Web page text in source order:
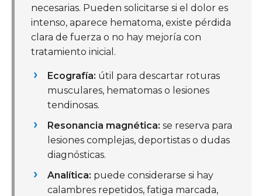
necesarias. Pueden solicitarse si el dolor es
intenso, aparece hematoma, existe pérdida
clara de fuerza o no hay mejoría con
tratamiento inicial.
Ecografía: útil para descartar roturas
musculares, hematomas o lesiones
tendinosas.
Resonancia magnética: se reserva para
lesiones complejas, deportistas o dudas
diagnósticas.
Analítica: puede considerarse si hay
calambres repetidos, fatiga marcada,